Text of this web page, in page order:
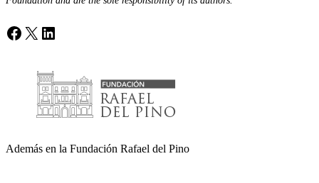
Facebook
X LinkedIn
Además en la Fundación Rafael del Pino